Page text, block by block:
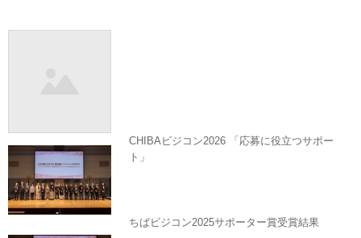
CHIBAビジコン2026 「応募に役立つサポー
ト」
ちばビジコン2025サポーター賞受賞結果